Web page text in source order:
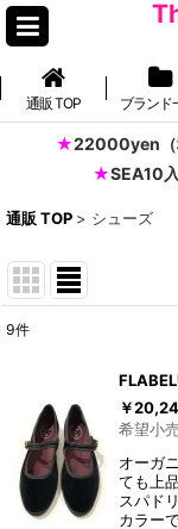
通販 TOP ブランド
22000yen（
SEA10
通販 TOP > シューズ
並び順:
9件
￥
希望小
オーガ
ても上
スパド
カラー